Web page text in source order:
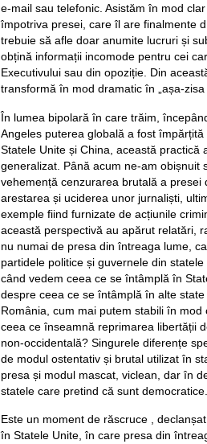
e-mail sau telefonic. Asistăm în mod
împotriva presei, care îl are finalmente
trebuie să afle doar anumite lucruri și
obțină informații incomode pentru cei
Executivului sau din opoziție. Din
transformă în mod dramatic în „așa-zisa
În lumea bipolară în care trăim,
Angeles puterea globală a fost
Statele Unite și China, această practică
generalizat. Până acum ne-am obișnuit
vehemență cenzurarea brutală a presei
arestarea și uciderea unor jurnaliști,
exemple fiind furnizate de acțiunile
această perspectivă au apărut relatări,
nu numai de presa din întreaga lume,
partidele politice și guvernele din
când vedem ceea ce se întâmplă în
despre ceea ce se întâmplă în alte
România, cum mai putem stabili în
ceea ce înseamnă reprimarea libertății
non-occidentală? Singurele diferențe
de modul ostentativ și brutal utilizat în
presa și modul mascat, viclean, dar în
statele care pretind că sunt democratice.
Este un moment de răscruce ,
în Statele Unite, în care presa din